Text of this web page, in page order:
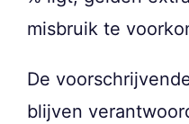
misbruik te
De
blijven